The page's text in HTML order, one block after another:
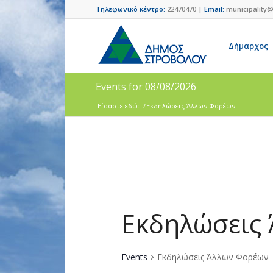
Τηλεφωνικό κέντρο: 22470470 | Email:
Δήμαρχος
Events for 08/08/2026
Είσαστε εδώ: /Εκδηλώσεις Άλλων Φορέων
Events Εκδηλώσεις Άλλων Φορέων